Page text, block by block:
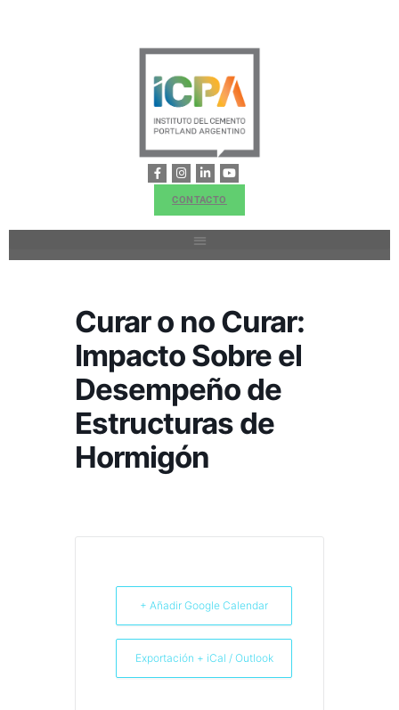
CONTACTO
Curar o no Curar:
Impacto Sobre el
Desempeño de
Estructuras de
Hormigón
+ Añadir Google Calendar
Exportación + iCal / Outlook